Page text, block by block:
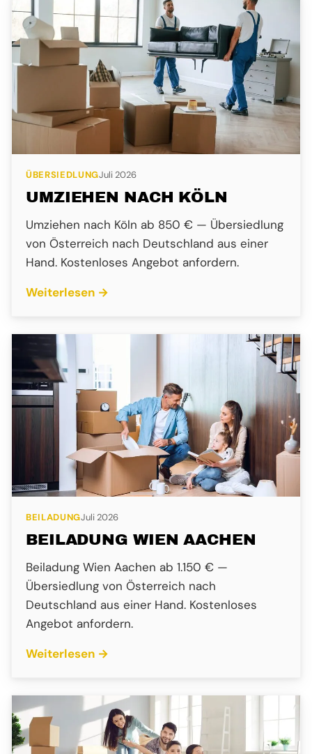
ÜBERSIEDLUNGJuli 2026
UMZIEHEN NACH KÖLN
Umziehen nach Köln ab 850 € — Übersiedlung
von Österreich nach Deutschland aus einer
Hand. Kostenloses Angebot anfordern.
Weiterlesen →
BEILADUNGJuli 2026
BEILADUNG WIEN AACHEN
Beiladung Wien Aachen ab 1.150 € —
Übersiedlung von Österreich nach
Deutschland aus einer Hand. Kostenloses
Angebot anfordern.
Weiterlesen →